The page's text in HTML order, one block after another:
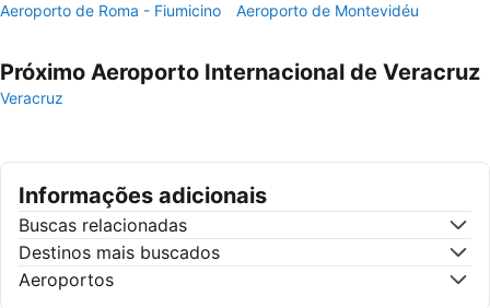
Aeroporto de Roma - Fiumicino Aeroporto de Montevidéu
Próximo Aeroporto Internacional de Veracruz
Veracruz
Informações adicionais
Buscas relacionadas
Destinos mais buscados
Aeroportos